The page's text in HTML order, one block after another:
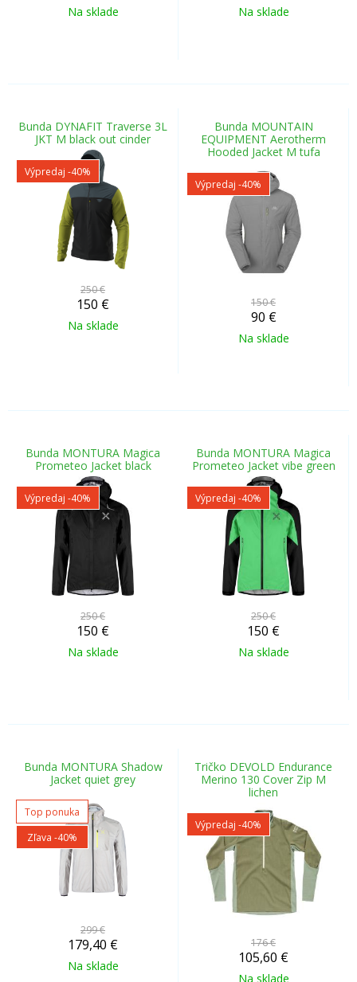
Na sklade Na sklade
Bunda DYNAFIT Traverse 3L
JKT M black out cinder
Výpredaj -40%
250 €
150 €
Na sklade
Bunda MOUNTAIN
EQUIPMENT Aerotherm
Hooded Jacket M tufa
Výpredaj -40%
150 €
90 €
Na sklade
Bunda MONTURA Magica
Prometeo Jacket black
Výpredaj -40%
250 €
150 €
Na sklade
Bunda MONTURA Magica
Prometeo Jacket vibe green
Výpredaj -40%
250 €
150 €
Na sklade
Bunda MONTURA Shadow
Jacket quiet grey
Top ponuka
Zľava -40%
299 €
179,40 €
Na sklade
Tričko DEVOLD Endurance
Merino 130 Cover Zip M
lichen
Výpredaj -40%
176 €
105,60 €
Na sklade